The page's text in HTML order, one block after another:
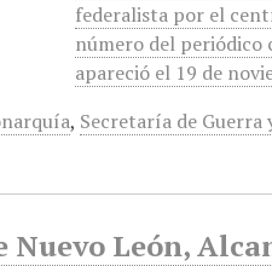
federalista por el
número del periódico
apareció el 19 de
, Secretaría de Guerra
León,